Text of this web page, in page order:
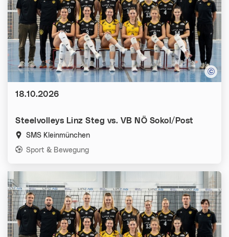
Steelvolleys Linz Steg vs. VB NÖ Sokol/Post
SMS Kleinmünchen
Kategorien:
Sport & Bewegung
Datum:
18.10.2026